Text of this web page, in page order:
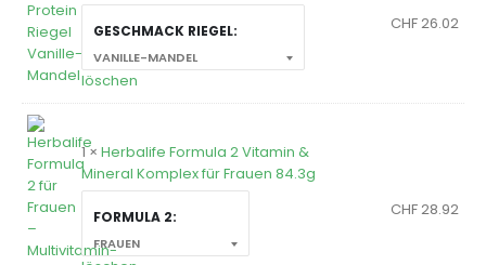
GESCHMACK RIEGEL
löschen
CHF26.02
1 × Herbalife Formula 2 Vitamin &
Mineral Komplex für Frauen 84.3g
FORMULA 2 CHF28.92